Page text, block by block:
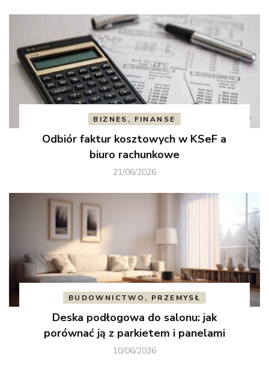
BIZNES, FINANSE
Odbiór faktur kosztowych w KSeF a
biuro rachunkowe
21/06/2026
BUDOWNICTWO, PRZEMYSŁ
Deska podłogowa do salonu: jak
porównać ją z parkietem i panelami
10/06/2026